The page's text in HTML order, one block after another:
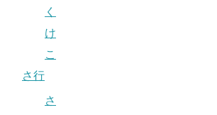
く
け
こ
さ行
さ